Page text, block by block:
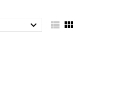
  